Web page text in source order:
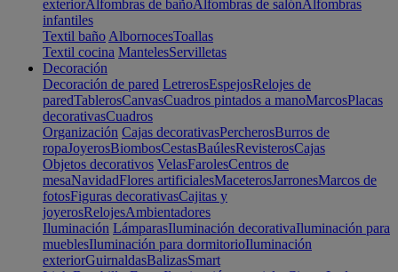
exteriorAlfombras de bañoAlfombras de salónAlfombras
infantiles
Textil baño AlbornocesToallas
Textil cocina MantelesServilletas
Decoración
Decoración de pared LetrerosEspejosRelojes de
paredTablerosCanvasCuadros pintados a manoMarcosPlacas
decorativasCuadros
Organización Cajas decorativasPercherosBurros de
ropaJoyerosBiombosCestasBaúlesRevisterosCajas
Objetos decorativos VelasFarolesCentros de
mesaNavidadFlores artificialesMaceterosJarronesMarcos de
fotosFiguras decorativasCajitas y
joyerosRelojesAmbientadores
Iluminación LámparasIluminación decorativaIluminación para
mueblesIluminación para dormitorioIluminación
exteriorGuirnaldasBalizasSmart